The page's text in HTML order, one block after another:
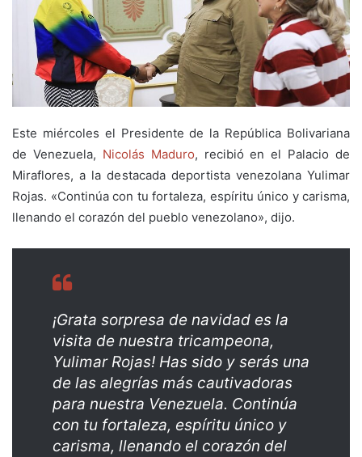
Este miércoles el Presidente de la República Bolivariana
de Venezuela, Nicolás Maduro, recibió en el Palacio de
Miraflores, a la destacada deportista venezolana Yulimar
Rojas. «Continúa con tu fortaleza, espíritu único y carisma,
llenando el corazón del pueblo venezolano», dijo.
¡Grata sorpresa de navidad es la
visita de nuestra tricampeona,
Yulimar Rojas! Has sido y serás una
de las alegrías más cautivadoras
para nuestra Venezuela. Continúa
con tu fortaleza, espíritu único y
carisma, llenando el corazón del